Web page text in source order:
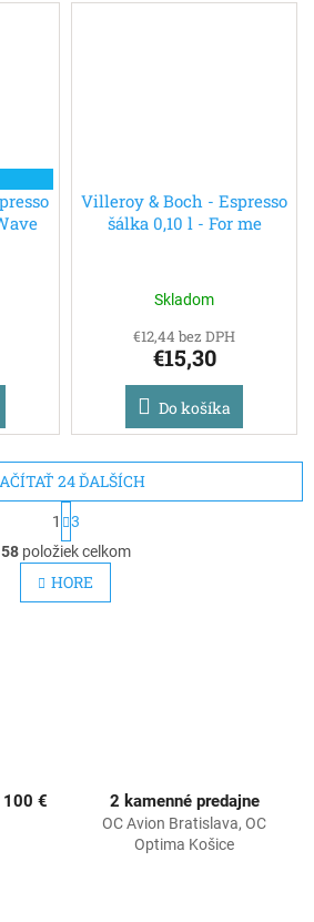
Villeroy & Boch - Espresso
šálka 0,10 l - For me
Skladom
€12,44 bez DPH
€15,30
Do košíka
O
v
l
á
24 ĎALŠÍCH
S
t
r
á
n
k
1
3
58položiek celkom
HORE
100 € 2 kamenné predajne
OC Avion Bratislava, OC
Optima Košice